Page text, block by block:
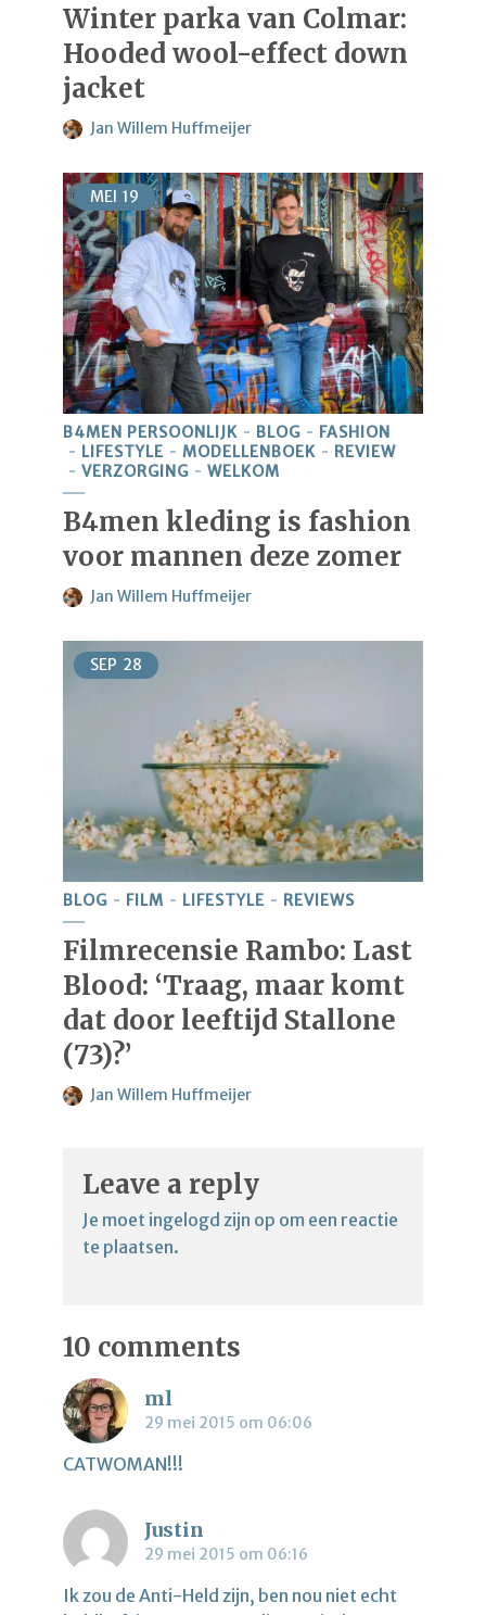
Winter parka van Colmar:
Hooded wool-effect down
jacket
Jan Willem Huffmeijer
MEI 19
B4MEN PERSOONLIJK BLOG
FASHION
LIFESTYLE
MODELLENBOEK
REVIEW
VERZORGING
WELKOM
B4men kleding is fashion
voor mannen deze zomer
Jan Willem Huffmeijer
SEP 28
BLOG FILM LIFESTYLE REVIEWS
Filmrecensie Rambo: Last
Blood: ‘Traag, maar komt
dat door leeftijd Stallone
(73)?’
Jan Willem Huffmeijer
Leave a reply
Je moet ingelogd zijn op om een reactie
te plaatsen.
10 comments
ml
29 mei 2015 om 06:06
CATWOMAN!!!
Justin
29 mei 2015 om 06:16
Ik zou de Anti-Held zijn, ben nou niet echt